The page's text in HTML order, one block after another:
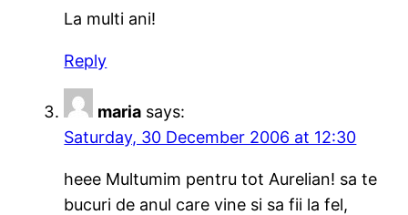
La multi ani!
Reply
maria says:
Saturday, 30 December 2006 at 12:30
heee Multumim pentru tot Aurelian! sa te
bucuri de anul care vine si sa fii la fel,